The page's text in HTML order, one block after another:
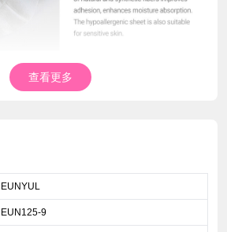
查看更多
EUNYUL
EUN125-9